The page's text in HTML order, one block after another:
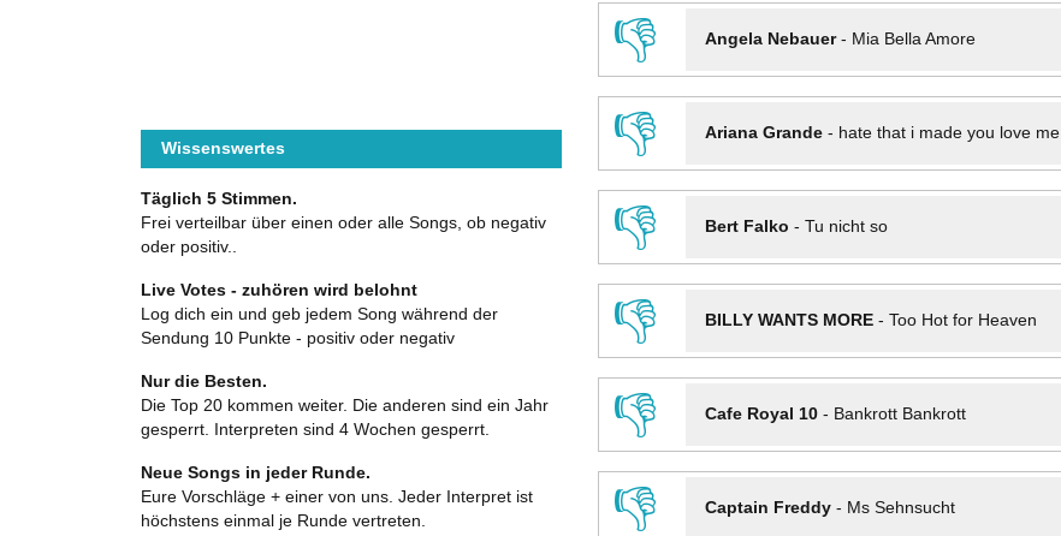
👎 Angela Nebauer- Mia Bella Amore
👎
Ariana Grande- hate that i made you love me
👎
Bert Falko - Tu nicht so
👎
BILLY WANTS MORE- Too Hot for Heaven
👎
Cafe Royal 10- Bankrott Bankrott
👎
Captain Freddy- Ms Sehnsucht
Wissenswertes
Täglich 5 Stimmen.
Frei verteilbar über einen oder alle Songs, ob negativ
oder positiv..
Live Votes - zuhören wird belohnt
Log dich ein und geb jedem Song während der
Sendung 10 Punkte - positiv oder negativ
Nur die Besten.
Die Top 20 kommen weiter. Die anderen sind ein Jahr
gesperrt. Interpreten sind 4 Wochen gesperrt.
Neue Songs in jeder Runde.
Eure Vorschläge + einer von uns. Jeder Interpret ist
höchstens einmal je Runde vertreten.